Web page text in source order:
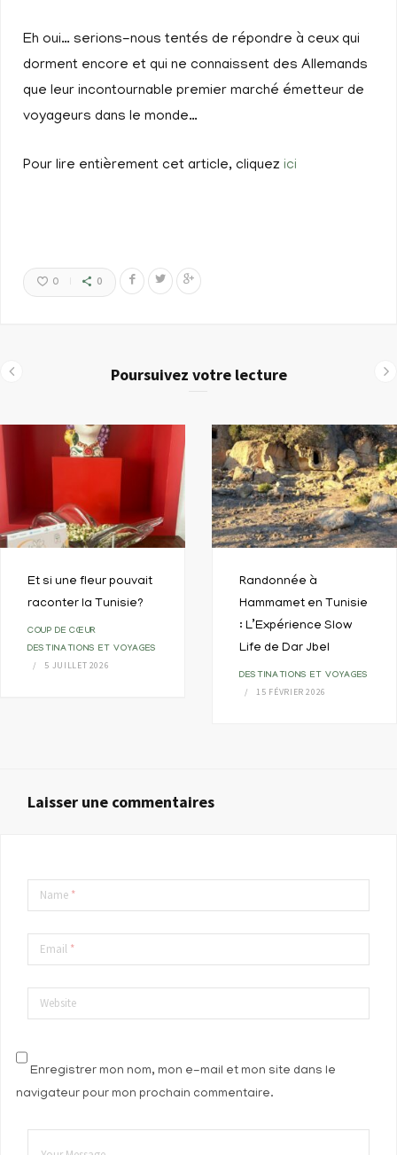
Eh oui… serions-nous tentés de répondre à ceux qui
dorment encore et qui ne connaissent des Allemands
que leur incontournable premier marché émetteur de
voyageurs dans le monde…
Pour lire entièrement cet article, cliquez ici
0 0
Poursuivez votre lecture
Et si une fleur pouvait
raconter la Tunisie?
COUP DE CŒUR
DESTINATIONS ET VOYAGES
5 JUILLET 2026
Randonnée à
Hammamet en Tunisie
: L’Expérience Slow
Life de Dar Jbel
DESTINATIONS ET VOYAGES
15 FÉVRIER 2026
Laisser une commentaires
Name *
Email *
Website
Enregistrer mon nom, mon e-mail et mon site dans le
navigateur pour mon prochain commentaire.